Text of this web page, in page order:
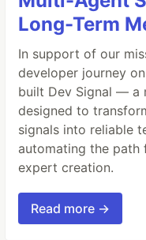
Long-Term
In support of our
developer journey
built Dev Signal — a
designed to
signals into reliable
automating the
expert creation.
Read more →